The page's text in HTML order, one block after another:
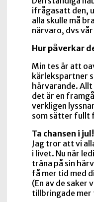
ifrågasatt den,
alla skulle må
närvaro, dvs
Hur påverkar
Min tes är att
kärlekspartner
härvarande.
det är en
verkligen
som sätter fullt
Ta chansen i jul!
Jag tror att vi
i livet. Nu när
träna på sin
få mer tid med
(En av de saker
tillbringade mer